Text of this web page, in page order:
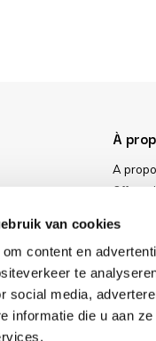
van cookies
content en
te
social media,
informatie die u aan
À
A
Offres
Notre